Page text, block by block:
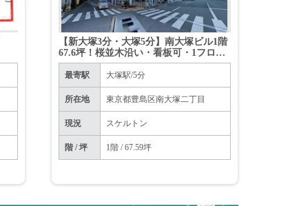
【新大塚3分・大塚5分】南大塚ビル1階
67.6坪！桜並木沿い・看板可・1フロア1
テナント（業種相談）（重飲食不可）
最寄駅 大塚駅/5分
所在地 東京都豊島区南大塚二丁目
現況 スケルトン
階 / 坪 1階 / 67.59坪